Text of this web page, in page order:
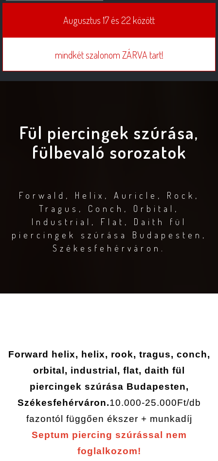
Augusztus 17 és 22 között
mindkét szalonom ZÁRVA tart!
Fül piercingek szúrása,
fülbevaló sorozatok
Forwald, Helix, Auricle, Rock,
Tragus, Conch, Orbital,
Industrial, Flat, Daith fül
piercingek szúrása Budapesten,
Székesfehérváron.
Forward helix, helix, rook, tragus, conch,
orbital, industrial, flat, daith fül
piercingek szúrása Budapesten,
Székesfehérváron.10.000-25.000Ft/db
fazontól függően ékszer + munkadíj
Septum piercing szúrással nem
foglalkozom!